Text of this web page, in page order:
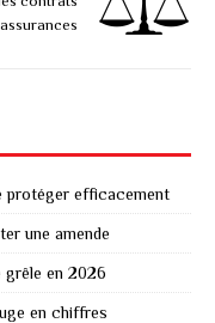
protéger efficacement
une amende
grêle en 2026
en chiffres